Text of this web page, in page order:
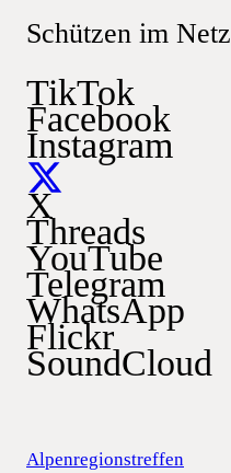
Schützen im Netz
TikTok
Facebook
Instagram
X
Threads
YouTube
Telegram
WhatsApp
Flickr
SoundCloud
Alpenregionstreffen